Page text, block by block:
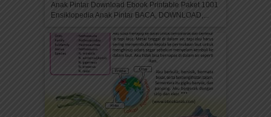
Anak Pintar Download Ebook Printable Paket 1001
Ensiklopedia Anak Pintar BACA, DOWNLOAD,...